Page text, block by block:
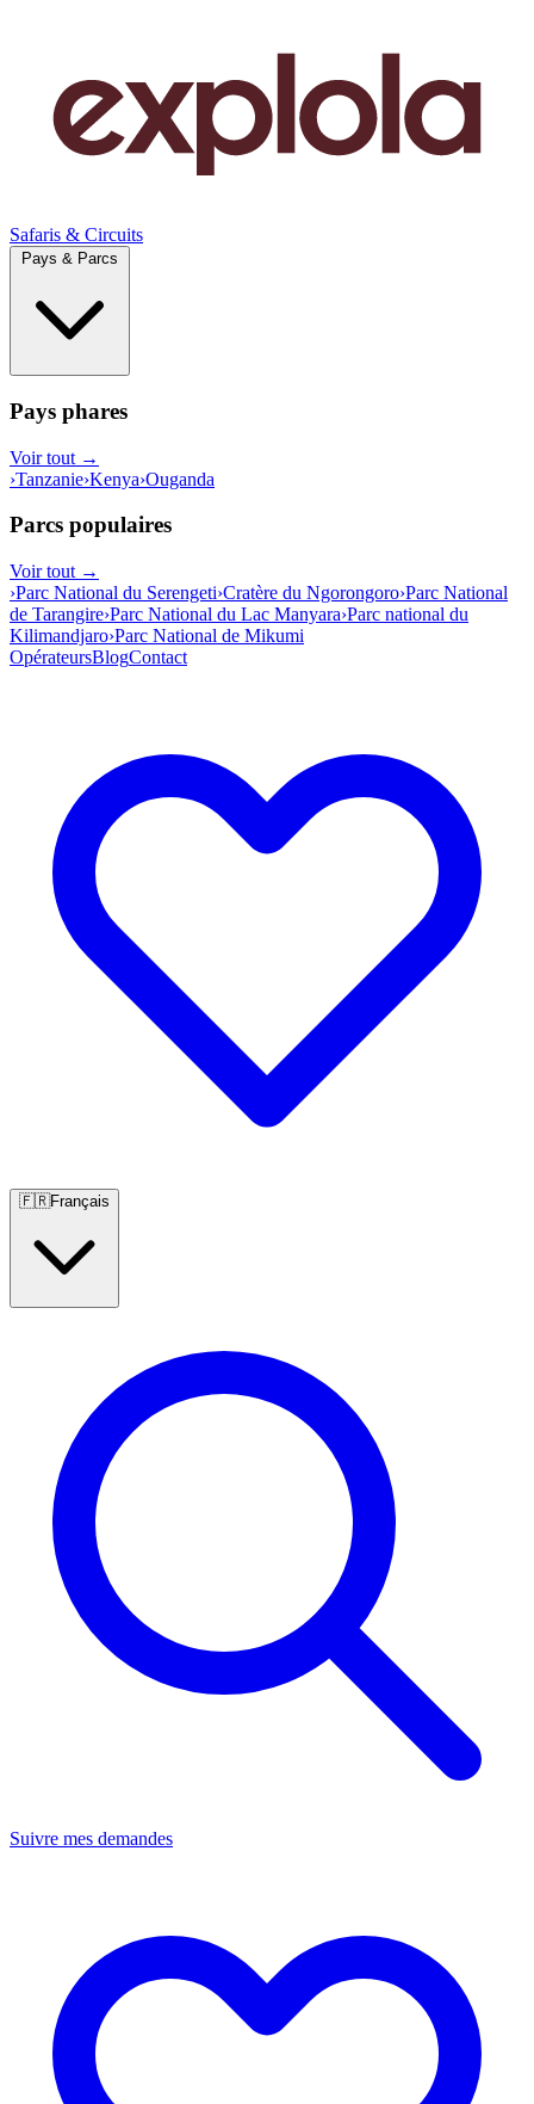
Safaris & Circuits
Pays phares
Voir tout →
›Tanzanie›Kenya›Ouganda
Parcs populaires
Voir tout →
›Parc National du Serengeti›Cratère du Ngorongoro›Parc National
de Tarangire›Parc National du Lac Manyara›Parc national du
Kilimandjaro›Parc National de Mikumi
OpérateursBlogContact
🇫🇷Français
Suivre mes demandes